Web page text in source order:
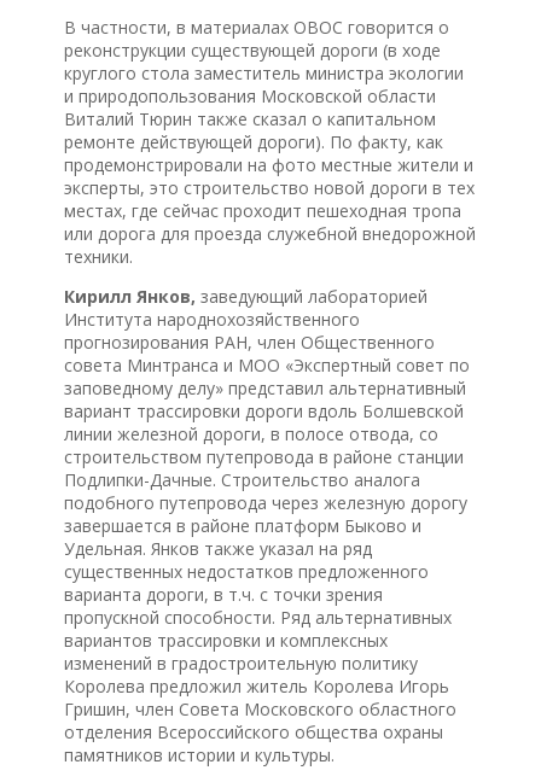
В частности, в материалах ОВОС говорится о
реконструкции существующей дороги (в ходе
круглого стола заместитель министра экологии
и природопользования Московской области
Виталий Тюрин также сказал о капитальном
ремонте действующей дороги). По факту, как
продемонстрировали на фото местные жители и
эксперты, это строительство новой дороги в тех
местах, где сейчас проходит пешеходная тропа
или дорога для проезда служебной внедорожной
техники.
Кирилл Янков, заведующий лабораторией
Института народнохозяйственного
прогнозирования РАН, член Общественного
совета Минтранса и МОО «Экспертный совет по
заповедному делу» представил альтернативный
вариант трассировки дороги вдоль Болшевской
линии железной дороги, в полосе отвода, со
строительством путепровода в районе станции
Подлипки-Дачные. Строительство аналога
подобного путепровода через железную дорогу
завершается в районе платформ Быково и
Удельная. Янков также указал на ряд
существенных недостатков предложенного
варианта дороги, в т.ч. с точки зрения
пропускной способности. Ряд альтернативных
вариантов трассировки и комплексных
изменений в градостроительную политику
Королева предложил житель Королева Игорь
Гришин, член Совета Московского областного
отделения Всероссийского общества охраны
памятников истории и культуры.